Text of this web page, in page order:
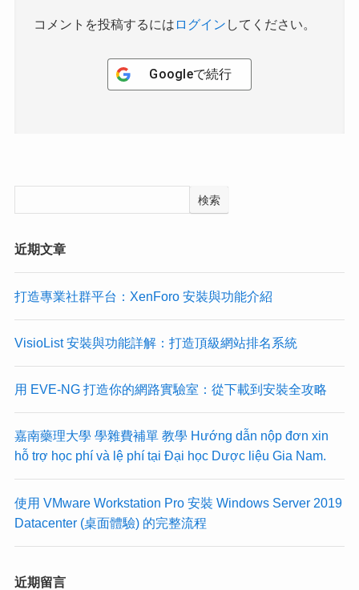
コメントを投稿するには ログイン してください。
Googleで続行
検索
近期文章
打造專業社群平台：XenForo 安裝與功能介紹
VisioList 安裝與功能詳解：打造頂級網站排名系統
用 EVE-NG 打造你的網路實驗室：從下載到安裝全攻略
嘉南藥理大學 學雜費補單 教學 Hướng dẫn nộp đơn xin
hỗ trợ học phí và lệ phí tại Đại học Dược liệu Gia Nam.
使用 VMware Workstation Pro 安裝 Windows Server 2019
Datacenter (桌面體驗) 的完整流程
近期留言